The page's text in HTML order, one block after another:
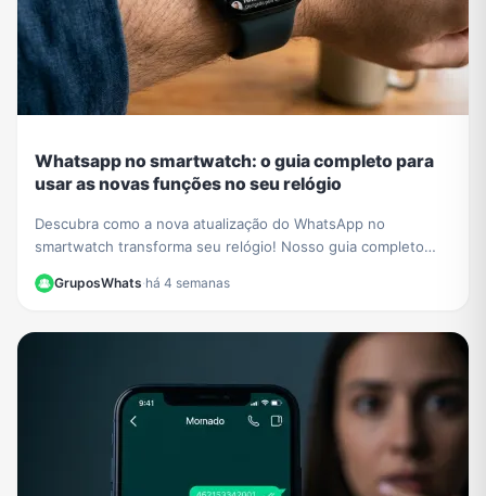
Whatsapp no smartwatch: o guia completo para
usar as novas funções no seu relógio
Descubra como a nova atualização do WhatsApp no
smartwatch transforma seu relógio! Nosso guia completo
GruposWhats·há 4 semanas